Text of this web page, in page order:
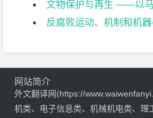
文物保护与再生 ——以马来西亚
反腐败运动、机制和机器
网站简介
外文翻译网(https://
机类、电子信息类、机械机电类、理